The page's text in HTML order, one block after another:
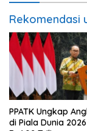
Rekomendasi
PPATK Ungkap
di Piala Dunia